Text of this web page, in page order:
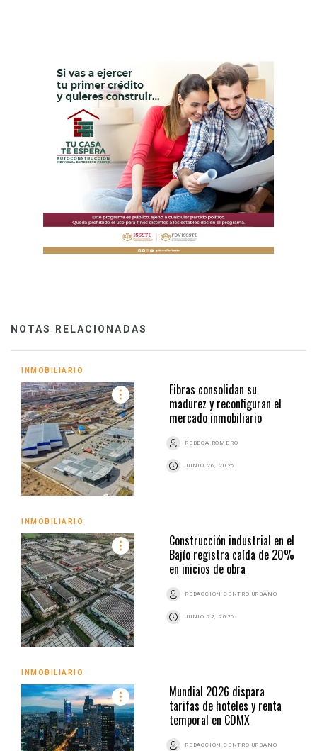
NOTAS RELACIONADAS
INMOBILIARIO
Fibras consolidan su
madurez y reconfiguran el
mercado inmobiliario
REBECA ROMERO
JUNIO 26, 2026
INMOBILIARIO
Construcción industrial en el
Bajío registra caída de 20%
en inicios de obra
REDACCIÓN CENTRO URBANO
JUNIO 22, 2026
INMOBILIARIO
Mundial 2026 dispara
tarifas de hoteles y renta
temporal en CDMX
REDACCIÓN CENTRO URBANO